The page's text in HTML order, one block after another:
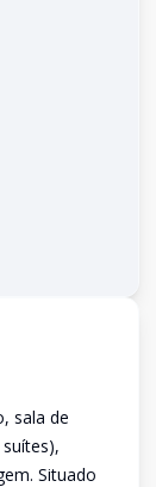
sala de
Situado